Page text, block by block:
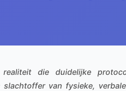
die duidelijke
van fysieke,